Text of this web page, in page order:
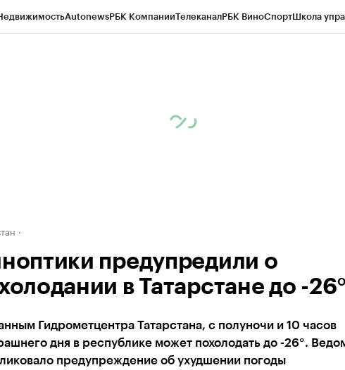
AutonewsРБК КомпанииТелеканалРБК ВиноСпортШкола
предупредили о
в Татарстане до -26°
Гидрометцентра Татарстана, с полуночи и 10 часов
дня в республике может похолодать до -26°.
предупреждение об ухудшении погоды